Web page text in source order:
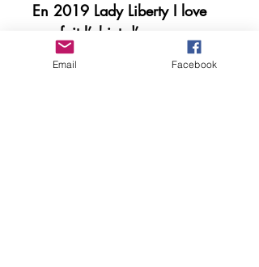
En 2019 Lady Liberty I love
you fait l’objet d’une
traduction très attendue en
Email Facebook